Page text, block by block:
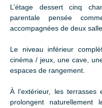
L’étage dessert cinq
parentale pensée
accompagnées de deux
Le niveau inférieur
cinéma / jeux, une cave,
espaces de rangement.
À l’extérieur, les
prolongent